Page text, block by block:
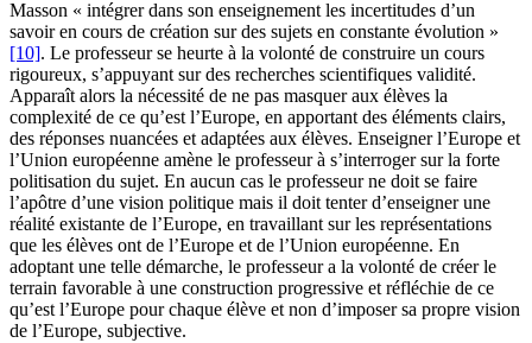
Masson « intégrer dans son enseignement les incertitudes d’un
savoir en cours de création sur des sujets en constante évolution »
[10]. Le professeur se heurte à la volonté de construire un cours
rigoureux, s’appuyant sur des recherches scientifiques validité.
Apparaît alors la nécessité de ne pas masquer aux élèves la
complexité de ce qu’est l’Europe, en apportant des éléments clairs,
des réponses nuancées et adaptées aux élèves. Enseigner l’Europe et
l’Union européenne amène le professeur à s’interroger sur la forte
politisation du sujet. En aucun cas le professeur ne doit se faire
l’apôtre d’une vision politique mais il doit tenter d’enseigner une
réalité existante de l’Europe, en travaillant sur les représentations
que les élèves ont de l’Europe et de l’Union européenne. En
adoptant une telle démarche, le professeur a la volonté de créer le
terrain favorable à une construction progressive et réfléchie de ce
qu’est l’Europe pour chaque élève et non d’imposer sa propre vision
de l’Europe, subjective.